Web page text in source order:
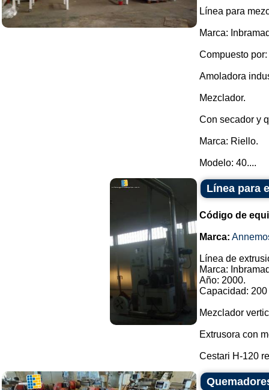
Línea para
Marca:
Compuesto por:
Amoladora
Mezclador.
Con secador y
Marca: Riello.
Modelo: 40....
Línea para
Código de
Marca:
Línea de
Marca:
Año: 2000.
Capacidad:
Mezclador
Extrusora con
Cestari H-120